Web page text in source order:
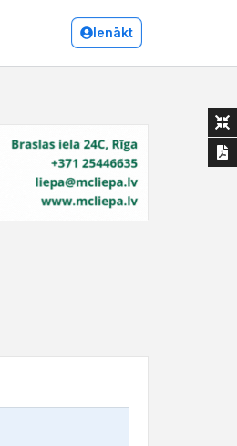
Ienākt